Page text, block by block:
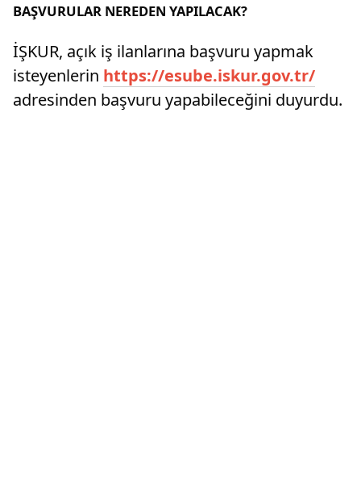
BAŞVURULAR NEREDEN YAPILACAK?
İŞKUR, açık iş ilanlarına başvuru yapmak
isteyenlerin https://esube.iskur.gov.tr/
adresinden başvuru yapabileceğini duyurdu.